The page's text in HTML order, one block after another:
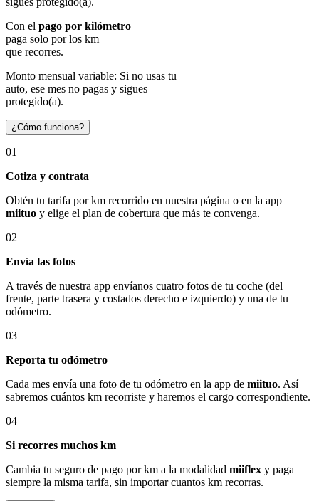
Con el pago por kilómetro
paga solo por los km
que recorres.
Monto mensual variable: Si no usas tu
auto, ese mes no pagas y sigues
protegido(a).
¿Cómo funciona?
01
Cotiza y contrata
Obtén tu tarifa por km recorrido en nuestra página o en la app
miituo y elige el plan de cobertura que más te convenga.
02
Envía las fotos
A través de nuestra app envíanos cuatro fotos de tu coche (del
frente, parte trasera y costados derecho e izquierdo) y una de tu
odómetro.
03
Reporta tu odómetro
Cada mes envía una foto de tu odómetro en la app de miituo. Así
sabremos cuántos km recorriste y haremos el cargo correspondiente.
04
Si recorres muchos km
Cambia tu seguro de pago por km a la modalidad miiflex y paga
siempre la misma tarifa, sin importar cuantos km recorras.